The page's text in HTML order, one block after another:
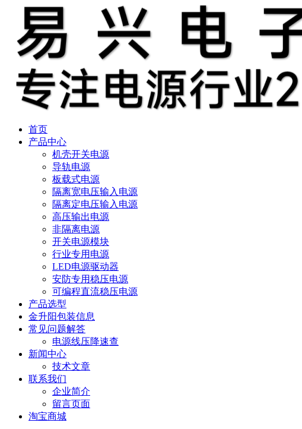
首页
产品中心
机壳开关电源
导轨电源
板载式电源
隔离宽电压输入电源
隔离定电压输入电源
高压输出电源
非隔离电源
开关电源模块
行业专用电源
LED电源驱动器
安防专用稳压电源
可编程直流稳压电源
产品选型
金升阳包装信息
常见问题解答
电源线压降速查
新闻中心
技术文章
联系我们
企业简介
留言页面
淘宝商城